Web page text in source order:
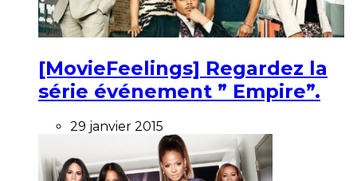
[MovieFeelings] Regardez la
série événement ” Empire”.
29 janvier 2015